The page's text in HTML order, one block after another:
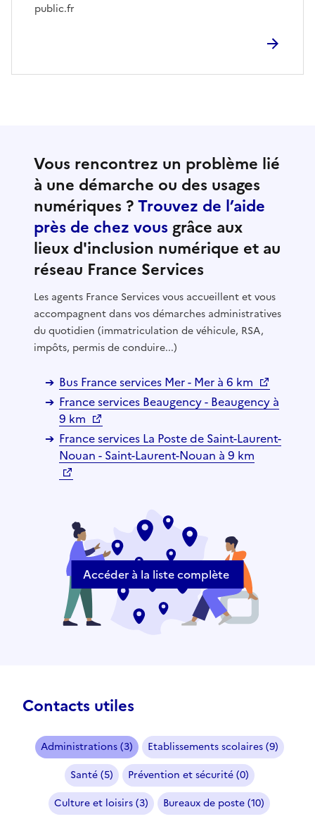
public.fr
Vous rencontrez un problème lié
à une démarche ou des usages
numériques ?Trouvez de l’aide
près de chez vous grâce aux
lieux d'inclusion numérique et au
réseau France Services
Les agents France Services vous accueillent et vous
accompagnent dans vos démarches administratives
du quotidien (immatriculation de véhicule, RSA,
impôts, permis de conduire...)
Bus France services Mer - Mer à 6 km
France services Beaugency - Beaugency à
9 km
France services La Poste de Saint-Laurent-
Nouan - Saint-Laurent-Nouan à 9 km
Accéder à la liste complète
Contacts utiles
Administrations (3)
Etablissements scolaires (9)
Santé (5)
Prévention et sécurité (0)
Culture et loisirs (3)
Bureaux de poste (10)